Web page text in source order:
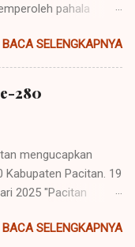
pahala
atau berdiam diri di
terakhir bulan
adalah waktu
malam
sebatas berdiam diri
shalatk, dzikir,
sebagainnya.
#jsitindonesia
BACA SELENGKAPNYA
280
mengucapkan
Kabupaten Pacitan. 19
2025 "Pacitan
BACA SELENGKAPNYA